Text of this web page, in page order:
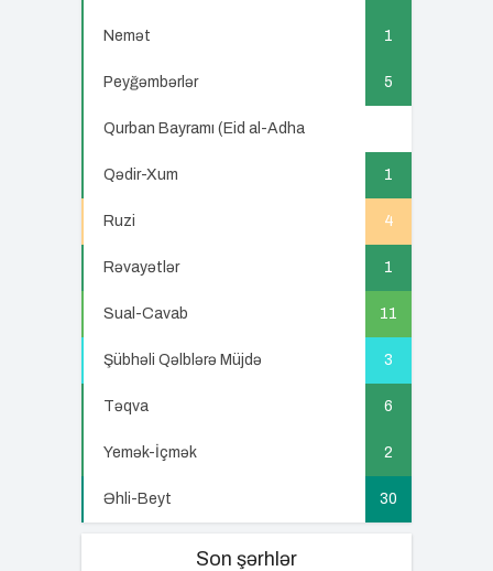
Nemət 1
Peyğəmbərlər 5
Qurban Bayramı (Eid al-Adha
Qədir-Xum 1
Ruzi 4
Rəvayətlər 1
Sual-Cavab 11
Şübhəli Qəlblərə Müjdə 3
Təqva 6
Yemək-İçmək 2
Əhli-Beyt 30
Son şərhlər